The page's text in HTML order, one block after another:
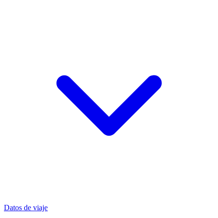
Datos de viaje